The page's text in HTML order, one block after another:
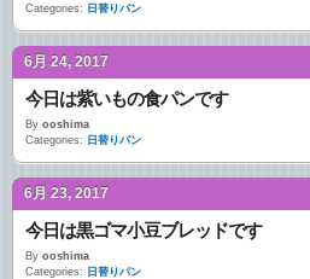
Categories: 日替りパン
6月 24, 2017
今日は紫いもの食パンです
By ooshima
Categories: 日替りパン
6月 23, 2017
今日は黒ゴマ小豆ブレッドです
By ooshima
Categories: 日替りパン